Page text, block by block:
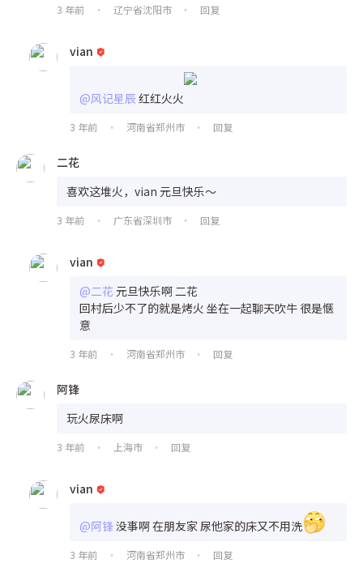
3 年前 • 辽宁省沈阳市 • 回复
vian
@风记星辰红红火火
3 年前 • 河南省郑州市 • 回复
二花
喜欢这堆火，vian 元旦快乐～
3 年前 • 广东省深圳市 • 回复
vian
@二花 元旦快乐啊 二花
回村后少不了的就是烤火 坐在一起聊天吹牛 很是惬
意
3 年前 • 河南省郑州市 • 回复
阿锋
玩火尿床啊
3 年前 • 上海市 • 回复
vian
@阿锋没事啊 在朋友家 尿他家的床又不用洗
3 年前 • 河南省郑州市 • 回复